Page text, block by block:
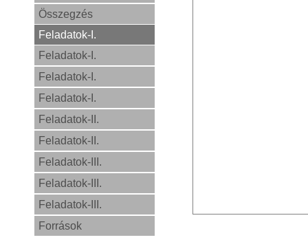
Összegzés
Feladatok-I.
Feladatok-I.
Feladatok-I.
Feladatok-I.
Feladatok-II.
Feladatok-II.
Feladatok-III.
Feladatok-III.
Feladatok-III.
Források